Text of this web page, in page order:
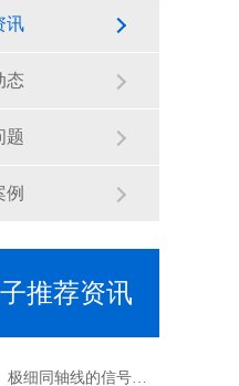
讯
态
题
例
推荐资讯
极细同轴线的信号传输优势有哪些？为何要使用焊接式连接器